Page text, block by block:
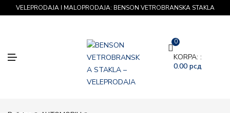
VELEPRODAJA I MALOPRODAJA: BENSON VETROBRANSKA STAKLA
0
KORPA: :
0.00 рсд